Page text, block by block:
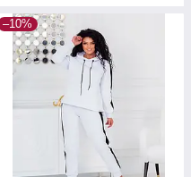
–10%